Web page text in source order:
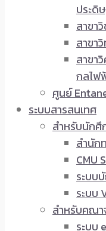
ประดิ
สาขา
สาขา
สาขา
กลไฟ
ศูนย์
ระบบสารสนเทศ
สำหรับนักศึ
สำนัก
CMU
ระบบ
ระบบ
สำหรับคณ
ระบบ